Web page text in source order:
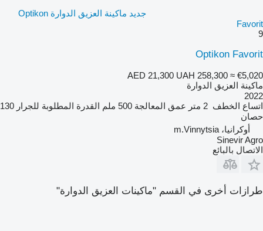
جديد ماكينة العزيق الدوارة Optikon
Favorit
9
Optikon Favorit
AED 21,300 UAH 258,300 ≈ €5,020
ماكينة العزيق الدوارة
2022
اتساع الخطف 2 متر عمق المعالجة 500 ملم القدرة المطلوبة للجرار 130
حصان
أوكرانيا، m.Vinnytsia
Sinevir Agro
الاتصال بالبائع
طرازات أخرى في القسم "ماكينات العزيق الدوارة"